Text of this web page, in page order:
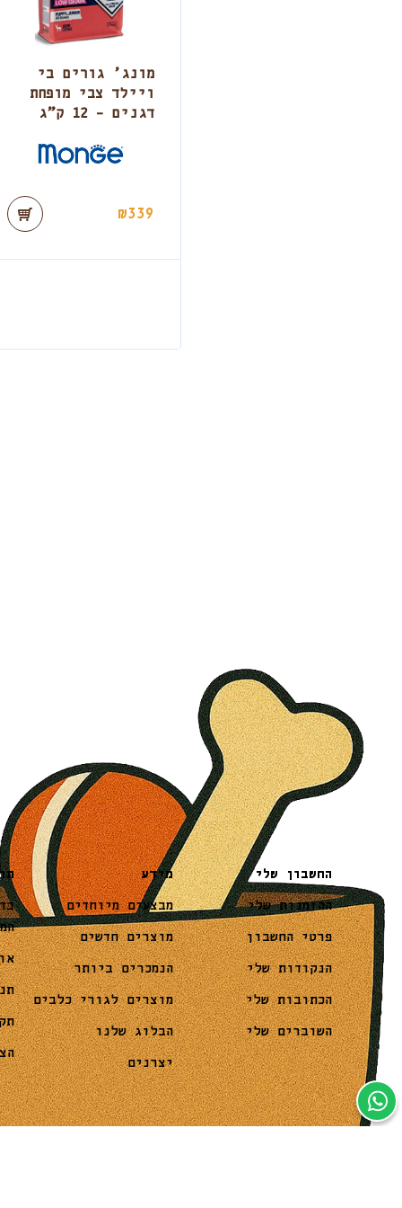
מונג’ גורים בי
ויילד צבי מופחת
דגנים – 12 ק”ג
₪339
החשבון שלי
ההזמנות שלי
פרטי החשבון
הנקודות שלי
הכתובות שלי
השוברים שלי
מידע
מבצעים מיוחדים
מוצרים חדשים
הנמכרים ביותר
מוצרים לגורי כלבים
הבלוג שלנו
יצרנים